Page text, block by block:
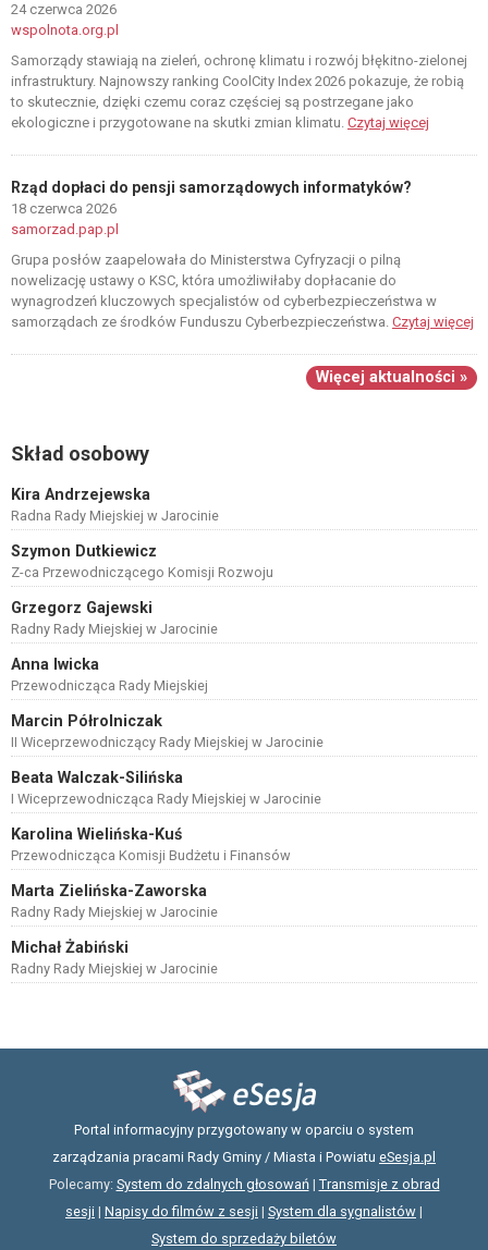
24 czerwca 2026
wspolnota.org.pl
Samorządy stawiają na zieleń, ochronę klimatu i rozwój błękitno-zielonej
infrastruktury. Najnowszy ranking CoolCity Index 2026 pokazuje, że robią
to skutecznie, dzięki czemu coraz częściej są postrzegane jako
ekologiczne i przygotowane na skutki zmian klimatu. Czytaj więcej
Rząd dopłaci do pensji samorządowych informatyków?
18 czerwca 2026
samorzad.pap.pl
Grupa posłów zaapelowała do Ministerstwa Cyfryzacji o pilną
nowelizację ustawy o KSC, która umożliwiłaby dopłacanie do
wynagrodzeń kluczowych specjalistów od cyberbezpieczeństwa w
samorządach ze środków Funduszu Cyberbezpieczeństwa. Czytaj więcej
Więcej aktualności »
Skład osobowy
Kira Andrzejewska
Radna Rady Miejskiej w Jarocinie
Szymon Dutkiewicz
Z-ca Przewodniczącego Komisji Rozwoju
Grzegorz Gajewski
Radny Rady Miejskiej w Jarocinie
Anna Iwicka
Przewodnicząca Rady Miejskiej
Marcin Półrolniczak
II Wiceprzewodniczący Rady Miejskiej w Jarocinie
Beata Walczak-Silińska
I Wiceprzewodnicząca Rady Miejskiej w Jarocinie
Karolina Wielińska-Kuś
Przewodnicząca Komisji Budżetu i Finansów
Marta Zielińska-Zaworska
Radny Rady Miejskiej w Jarocinie
Michał Żabiński
Radny Rady Miejskiej w Jarocinie
Portal informacyjny przygotowany w oparciu o system
zarządzania pracami Rady Gminy / Miasta i Powiatu eSesja.pl
Polecamy: System do zdalnych głosowań| Transmisje z obrad
sesji | Napisy do filmów z sesji | System dla sygnalistów |
System do sprzedaży biletów